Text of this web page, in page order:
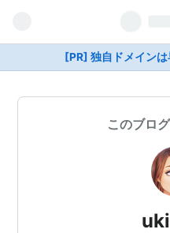
[PR] 独自ドメイン
このブロ